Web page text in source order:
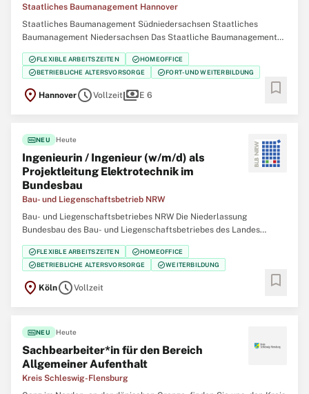
Staatliches Baumanagement Hannover
Staatliches Baumanagement Südniedersachsen Staatliches
Baumanagement Niedersachsen Das Staatliche Baumanagement
Hannover führt als eines von sieben staatlichen Bauämtern in
Niedersachsen Baumaßnahmen des Landes und des Bundes durch.
Mit rund 200 Beschäftigten betreuen wir mehr als
check_circleFLEXIBLE ARBEITSZEITEN check_circleHOMEOFFICE
check_circleBETRIEBLICHE ALTERSVORSORGE check_circleFORT- UND WEITERBILDUNG
location_on HannoverscheduleVollzeitpaymentsE 6 bookmark
fiber_newNEU Heute
Ingenieurin / Ingenieur (w/m/d) als
Projekt­leitung Elektrotechnik im
Bundesbau
Bau- und Liegenschaftsbetrieb NRW
Bau- und Liegenschaftsbetriebes NRW Die Niederlassung
Bundesbau des Bau- und Liegenschaftsbetriebes des Landes
Nordrhein‑Westfalen (BLB NRW) sucht für den Standort Köln zum
nächstmöglichen Zeitpunkt eine/einen Ingenieurin / Ingenieur
(w/m/d) als Projektleitung Elektrotechnik im Bundesbau
check_circleFLEXIBLE ARBEITSZEITEN check_circleHOMEOFFICE
check_circleBETRIEBLICHE ALTERSVORSORGE check_circleWEITERBILDUNG
location_on KölnscheduleVollzeit bookmark
fiber_newNEU Heute
Sachbearbeiter*in für den Bereich
Allgemeiner Aufenthalt
Kreis Schleswig-Flensburg